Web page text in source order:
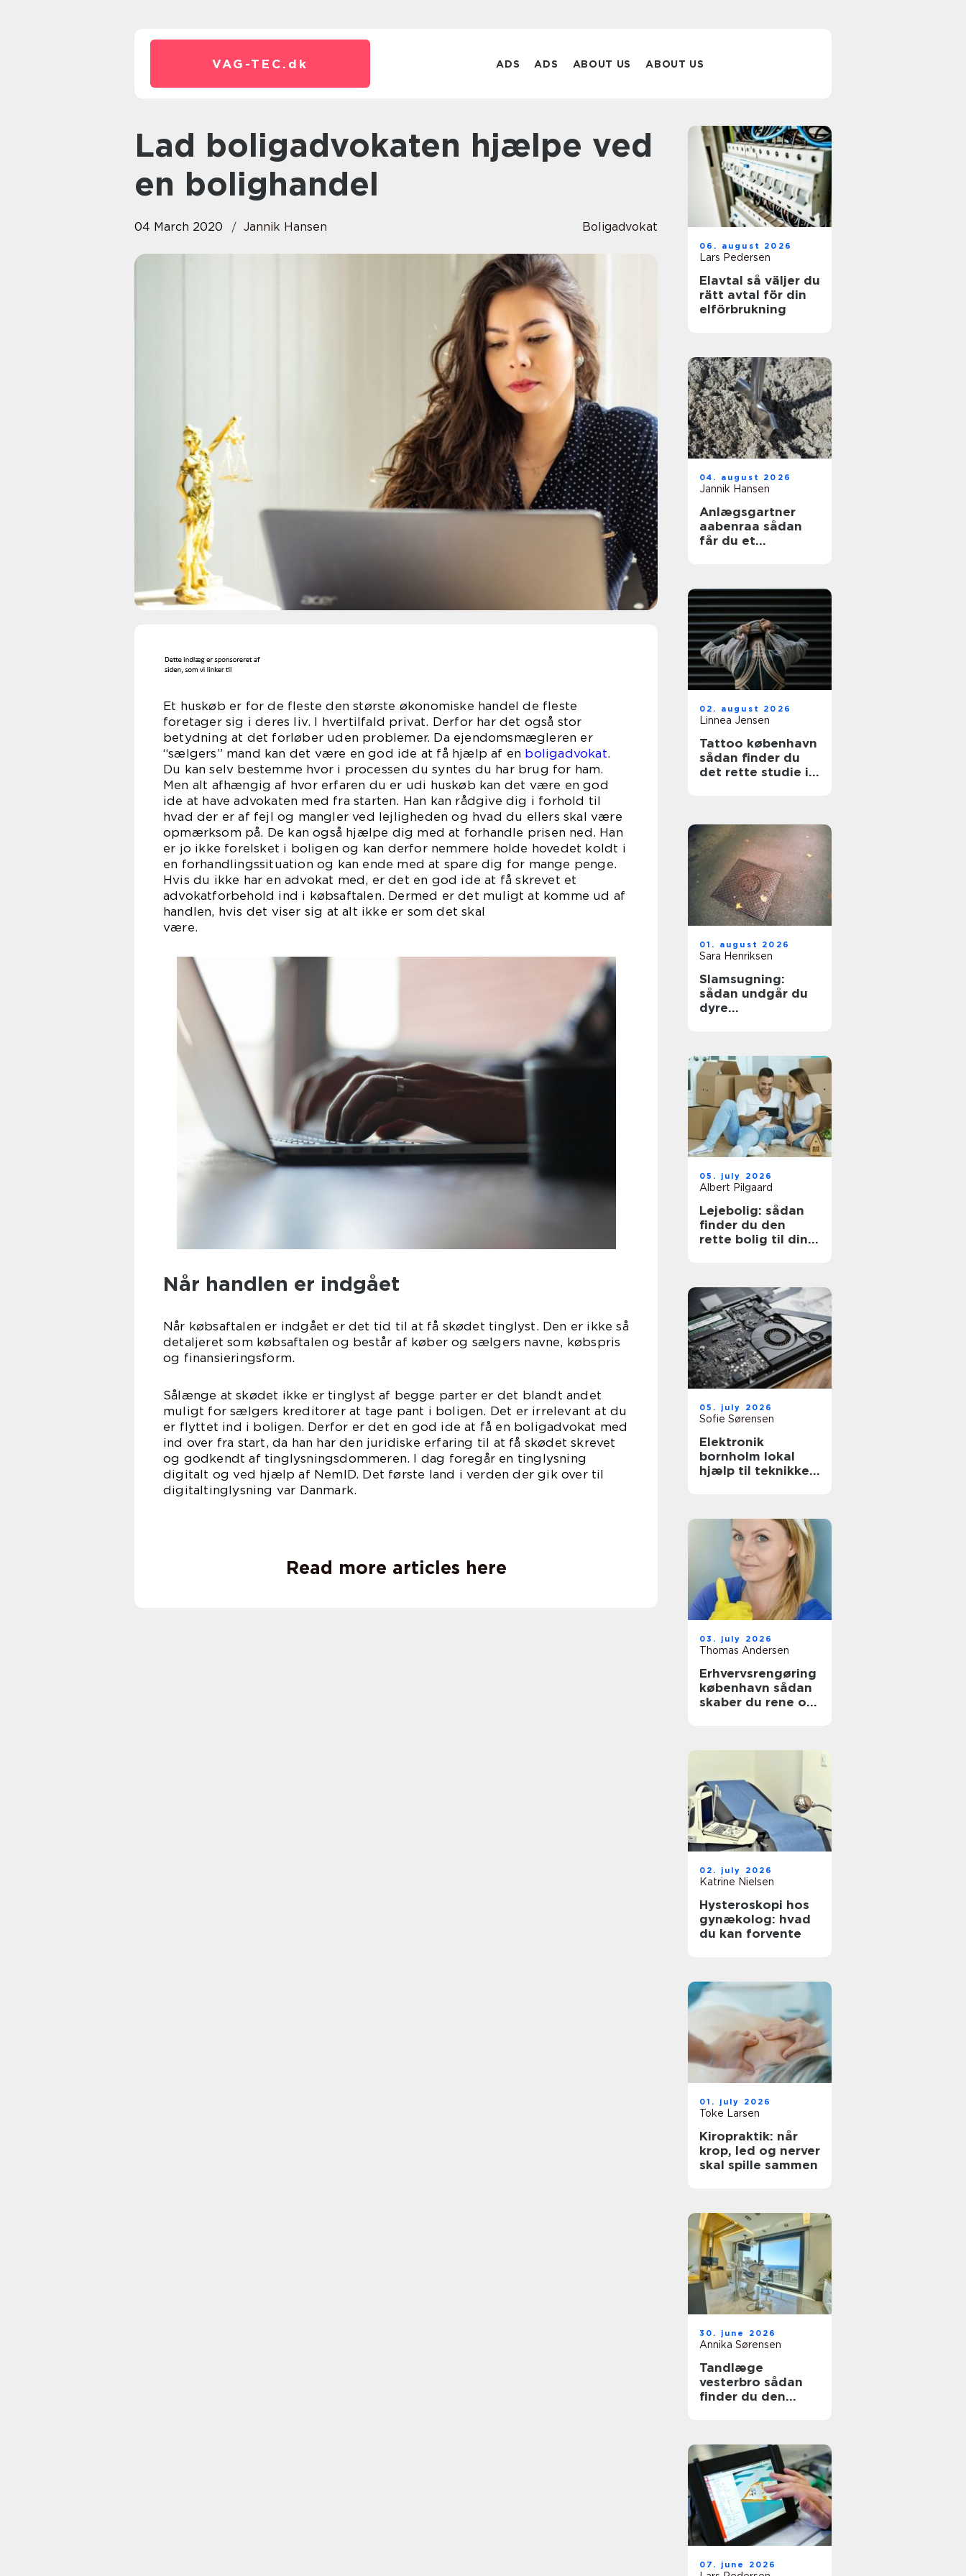
VAG-TEC. dk ADS ADS ABOUT US ABOUT US
Lad boligadvokaten hjælpe ved
en bolighandel
04 March 2020 Jannik Hansen Boligadvokat
Et huskøb er for de fleste den største økonomiske handel de fleste
foretager sig i deres liv. I hvertilfald privat. Derfor har det også stor
betydning at det forløber uden problemer. Da ejendomsmægleren er
“sælgers” mand kan det være en god ide at få hjælp af en boligadvokat.
Du kan selv bestemme hvor i processen du syntes du har brug for ham.
Men alt afhængig af hvor erfaren du er udi huskøb kan det være en god
ide at have advokaten med fra starten. Han kan rådgive dig i forhold til
hvad der er af fejl og mangler ved lejligheden og hvad du ellers skal være
opmærksom på. De kan også hjælpe dig med at forhandle prisen ned. Han
er jo ikke forelsket i boligen og kan derfor nemmere holde hovedet koldt i
en forhandlingssituation og kan ende med at spare dig for mange penge.
Hvis du ikke har en advokat med, er det en god ide at få skrevet et
advokatforbehold ind i købsaftalen. Dermed er det muligt at komme ud af
handlen, hvis det viser sig at alt ikke er som det skal
være.
Når handlen er indgået
Når købsaftalen er indgået er det tid til at få skødet tinglyst. Den er ikke så
detaljeret som købsaftalen og består af køber og sælgers navne, købspris
og finansieringsform.
Sålænge at skødet ikke er tinglyst af begge parter er det blandt andet
muligt for sælgers kreditorer at tage pant i boligen. Det er irrelevant at du
er flyttet ind i boligen. Derfor er det en god ide at få en boligadvokat med
ind over fra start, da han har den juridiske erfaring til at få skødet skrevet
og godkendt af tinglysningsdommeren. I dag foregår en tinglysning
digitalt og ved hjælp af NemID. Det første land i verden der gik over til
digitaltinglysning var Danmark.
Read more articles here
06. august 2026
Lars Pedersen
Elavtal så väljer du
rätt avtal för din
elförbrukning
04. august 2026
Jannik Hansen
Anlægsgartner
aabenraa sådan
får du et
02. august 2026
Linnea Jensen
Tattoo københavn
sådan finder du
det rette studie i
01. august 2026
Sara Henriksen
Slamsugning:
sådan undgår du
dyre
05. july 2026
Albert Pilgaard
Lejebolig: sådan
finder du den
rette bolig til din
05. july 2026
Sofie Sørensen
Elektronik
bornholm lokal
hjælp til teknikken
03. july 2026
Thomas Andersen
Erhvervsrengøring
københavn sådan
skaber du rene og
02. july 2026
Katrine Nielsen
Hysteroskopi hos
gynækolog: hvad
du kan forvente
01. july 2026
Toke Larsen
Kiropraktik: når
krop, led og nerver
skal spille sammen
30. june 2026
Annika Sørensen
Tandlæge
vesterbro sådan
finder du den
07. june 2026